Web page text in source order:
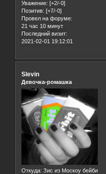
Уважение: [+2/-0]
Позитив: [+7/-0]
Провел на форуме:
21 час 10 минут
Последний визит:
2021-02-01 19:12:01
Slevin
Девочка-ромашка
Откуда: Зис из Москоу бейби